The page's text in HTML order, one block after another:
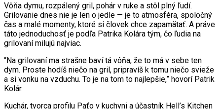
Vôňa dymu, rozpálený gril, pohár v ruke a stôl plný ľudí.
Grilovanie dnes nie je len o jedle — je to atmosféra, spoločný
čas a malé momenty, ktoré si človek chce zapamätať. A práve
táto jednoduchosť je podľa Patrika Kolára tým, čo ľudia na
grilovaní milujú najviac.
“Na grilovaní ma strašne baví tá vôňa, že to má v sebe ten
dym. Proste hodíš niečo na gril, pripravíš k tomu niečo svieže
a si vonku na vzduchu. To je na tom to najlepšie,” hovorí Patrik
Kolár.
Kuchár, tvorca profilu Paťo v kuchyni a účastník Hell’s Kitchen